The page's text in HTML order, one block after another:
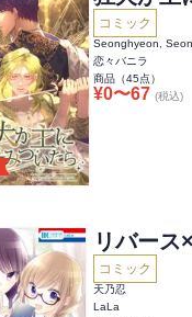
コミック
Seonghyeon,
恋々バニラ
商品（45点）
¥0〜67 (税込)
リバース
コミック
天乃忍
LaLa